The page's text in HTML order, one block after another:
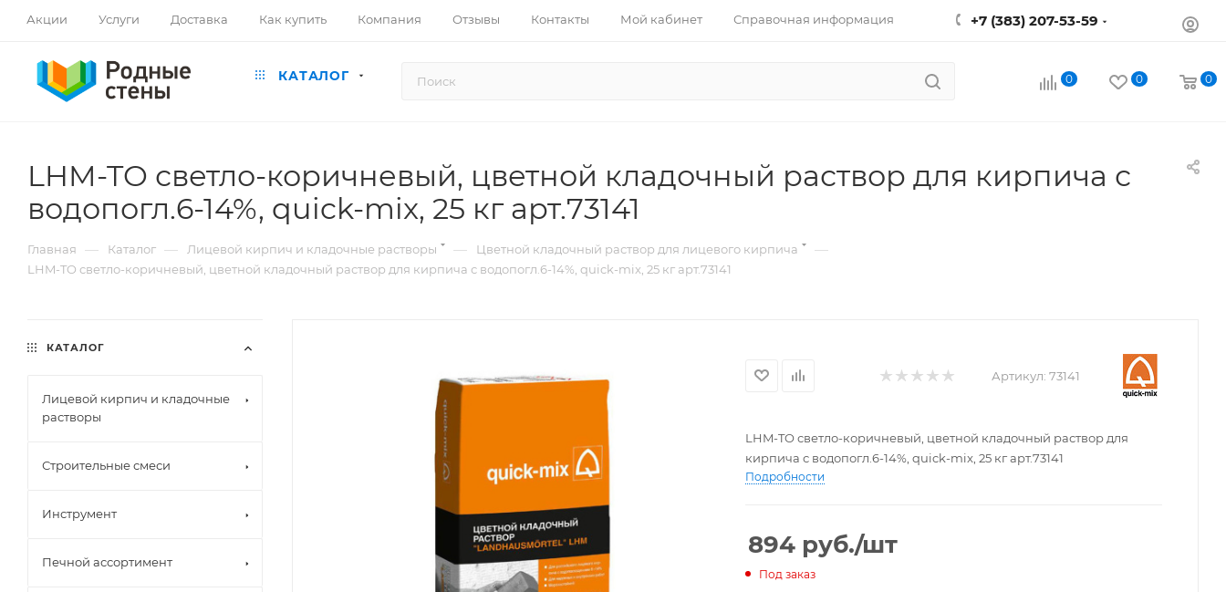
Акции Услуги Доставка Как купить Компания Отзывы Контакты Мой кабинет Справочная информация +7 (383) 207-53-59
КАТАЛОГ 0 0 0
LHM-TO светло-коричневый, цветной кладочный раствор для кирпича с
водопогл.6-14%, quick-mix, 25 кг арт.73141
Главная — Каталог — Лицевой кирпич и кладочные растворы — Цветной кладочный раствор для лицевого кирпича —
LHM-TO светло-коричневый, цветной кладочный раствор для кирпича с водопогл.6-14%, quick-mix, 25 кг арт.73141
Артикул: 73141
LHM-TO светло-коричневый, цветной кладочный раствор для
кирпича с водопогл.6-14%, quick-mix, 25 кг арт.73141
Подробности
894 руб./шт
Под заказ
КАТАЛОГ
Лицевой кирпич и кладочные
растворы
Строительные смеси
Инструмент
Печной ассортимент